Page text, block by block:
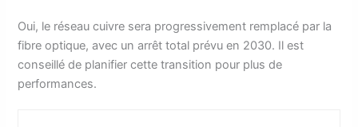
Oui, le réseau cuivre sera progressivement remplacé par la
fibre optique, avec un arrêt total prévu en 2030. Il est
conseillé de planifier cette transition pour plus de
performances.